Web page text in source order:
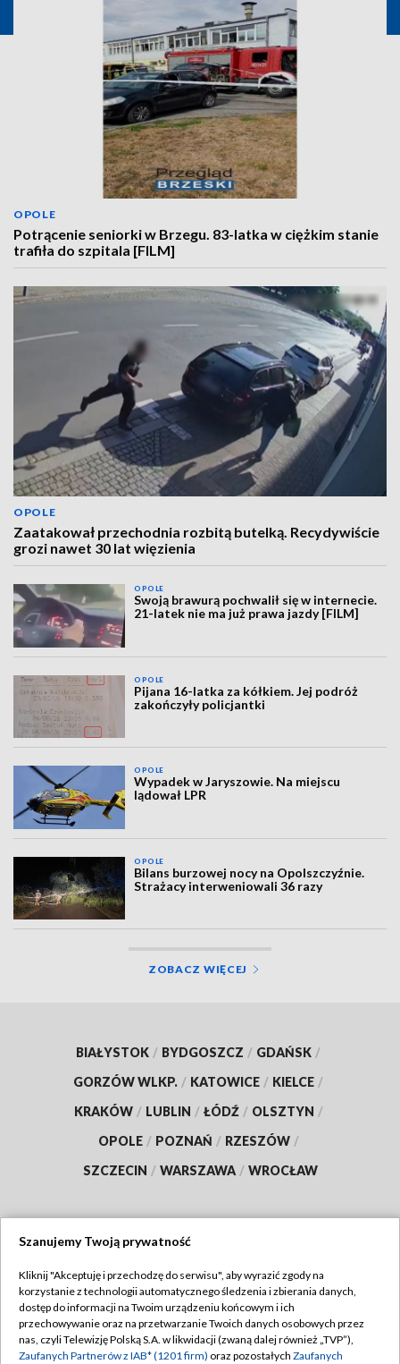
OPOLE
Potrącenie seniorki w Brzegu. 83-latka w ciężkim stanie
trafiła do szpitala [FILM]
OPOLE
Zaatakował przechodnia rozbitą butelką. Recydywiście
grozi nawet 30 lat więzienia
OPOLE
Swoją brawurą pochwalił się w internecie.
21-latek nie ma już prawa jazdy [FILM]
OPOLE
Pijana 16-latka za kółkiem. Jej podróż
zakończyły policjantki
OPOLE
Wypadek w Jaryszowie. Na miejscu
lądował LPR
OPOLE
Bilans burzowej nocy na Opolszczyźnie.
Strażacy interweniowali 36 razy
ZOBACZ WIĘCEJ
BIAŁYSTOK / BYDGOSZCZ / GDAŃSK /
GORZÓW WLKP. / KATOWICE / KIELCE /
KRAKÓW / LUBLIN / ŁÓDŹ / OLSZTYN /
OPOLE / POZNAŃ / RZESZÓW /
SZCZECIN / WARSZAWA / WROCŁAW
TVP
Abonament TVP
Emisja w TVP
Regulamin TVP
Polityka prywatności
Szanujemy Twoją prywatność
Kliknij "Akceptuję i przechodzę do serwisu", aby wyrazić zgody na
korzystanie z technologii automatycznego śledzenia i zbierania danych,
dostęp do informacji na Twoim urządzeniu końcowym i ich
przechowywanie oraz na przetwarzanie Twoich danych osobowych przez
nas, czyli Telewizję Polską S.A. w likwidacji (zwaną dalej również „TVP”),
Zaufanych Partnerów z IAB* (1201 firm) oraz pozostałych Zaufanych